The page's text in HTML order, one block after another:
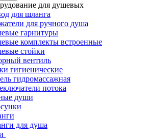
для душевых
для шланга
для ручного душа
гарнитуры
комплекты встроенные
стойки
вентиль
гигиенические
гидромассажная
потока
души
для душа